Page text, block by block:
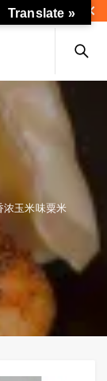
浓玉米味粟米
Translate »